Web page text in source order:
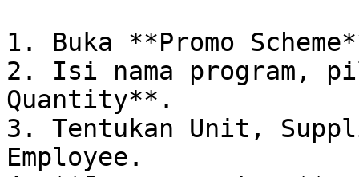
1. Buka **Promo
2. Isi nama program,
Quantity**.
3. Tentukan Unit,
Employee.